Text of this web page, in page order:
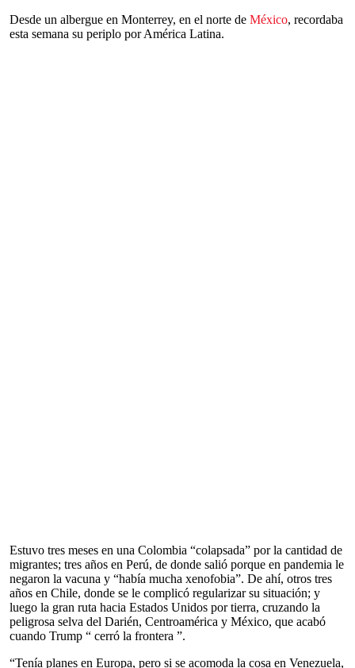
Desde un albergue en Monterrey, en el norte de México, recordaba
esta semana su periplo por América Latina.
Estuvo tres meses en una Colombia “colapsada” por la cantidad de
migrantes; tres años en Perú, de donde salió porque en pandemia le
negaron la vacuna y “había mucha xenofobia”. De ahí, otros tres
años en Chile, donde se le complicó regularizar su situación; y
luego la gran ruta hacia Estados Unidos por tierra, cruzando la
peligrosa selva del Darién, Centroamérica y México, que acabó
cuando Trump “ cerró la frontera ”.
“Tenía planes en Europa, pero si se acomoda la cosa en Venezuela,